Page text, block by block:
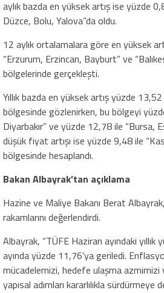
aylık bazda en yüksek artış ise yüzde
Düzce, Bolu, Yalova”da oldu.
12 aylık ortalamalara göre en yüksek
“Erzurum, Erzincan, Bayburt” ve
bölgelerinde gerçekleşti.
Yıllık bazda en yüksek artış yüzde 13,52
bölgesinde gözlenirken, bu bölgeyi
Diyarbakır” ve yüzde 12,78 ile “Bursa,
düşük fiyat artışı ise yüzde 9,48 ile
bölgesinde hesaplandı.
Bakan Albayrak’tan açıklama
Hazine ve Maliye Bakanı Berat
rakamlarını değerlendirdi.
Albayrak, “TÜFE Haziran ayındaki
ayında yüzde 11,76’ya geriledi.
mücadelemizi, hedefe ulaşma azmimizi
yapısal adımları kararlılıkla sürdürmeye